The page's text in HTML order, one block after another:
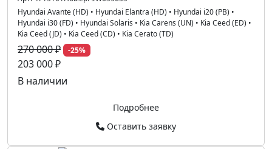
Hyundai Avante (HD) • Hyundai Elantra (HD) • Hyundai i20 (PB) •
Hyundai i30 (FD) • Hyundai Solaris • Kia Carens (UN) • Kia Ceed (ED) •
Kia Ceed (JD) • Kia Ceed (CD) • Kia Cerato (TD)
270 000 ₽ -25%
203 000 ₽
В наличии
Подробнее
Оставить заявку